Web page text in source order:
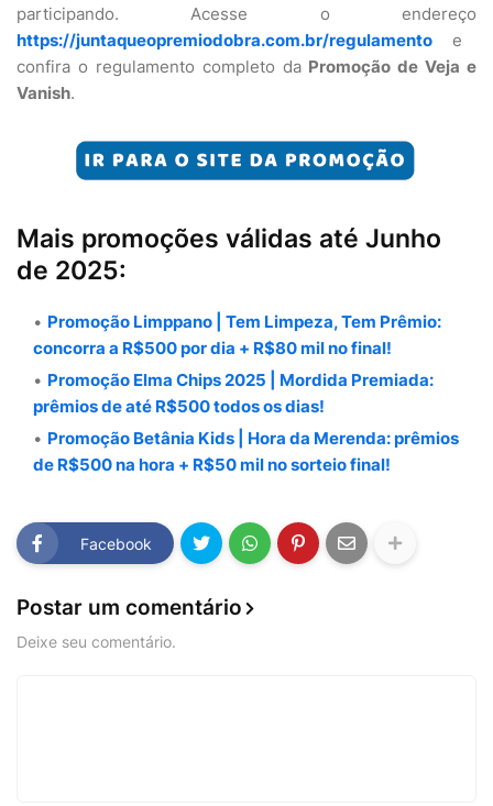
participando. Acesse o endereço
https://juntaqueopremiodobra.com.br/regulamento e
confira o regulamento completo da Promoção de Veja e
Vanish.
Mais promoções válidas até Junho
de 2025:
Promoção Limppano | Tem Limpeza, Tem Prêmio:
concorra a R$500 por dia + R$80 mil no final!
Promoção Elma Chips 2025 | Mordida Premiada:
prêmios de até R$500 todos os dias!
Promoção Betânia Kids | Hora da Merenda: prêmios
de R$500 na hora + R$50 mil no sorteio final!
Facebook
Postar um comentário
Deixe seu comentário.